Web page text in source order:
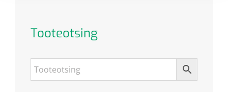
Tooteotsing